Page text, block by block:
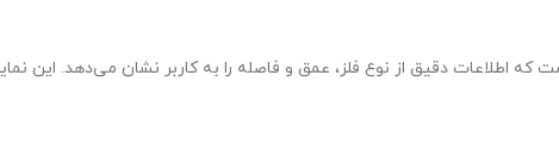
که اطلاعات دقیق از نوع فلز، عمق و فاصله را به کاربر نشان می‌دهد. این